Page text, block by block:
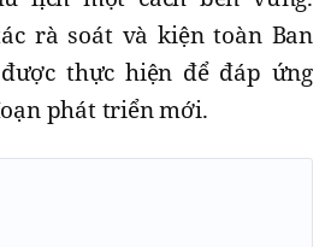
rà soát và kiện toàn Ban
thực hiện để đáp ứng
phát triển mới.